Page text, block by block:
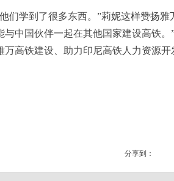
学到了很多东西。”莉妮这样赞扬雅
与中国伙伴一起在其他国家建设高铁
高铁建设、助力印尼高铁人力资源
分享到：